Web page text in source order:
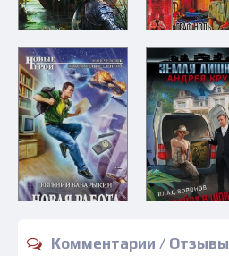
Комментарии / Отзывы